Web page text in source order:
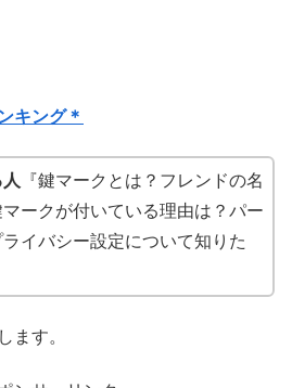
キング＊
『鍵マークとは？フレンドの名
ークが付いている理由は？パー
イバシー設定について知りた
ます。